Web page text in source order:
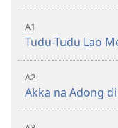
A1
Tudu-Tudu Lao
A2
Akka na Adong